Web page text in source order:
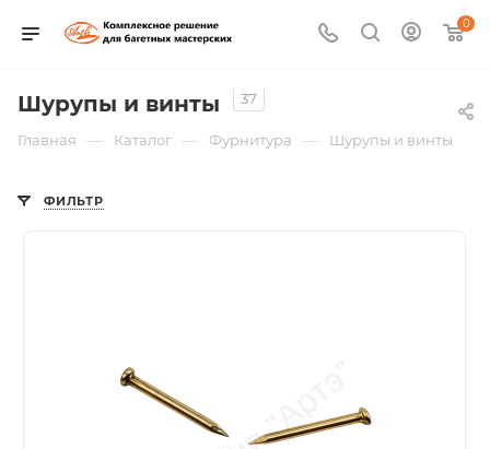
0
Шурупы и винты 37
Главная — Каталог — Фурнитура — Шурупы и винты
ФИЛЬТР